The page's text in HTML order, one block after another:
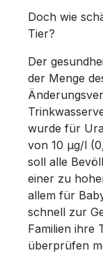
Doch wie
Tier?
Der
der Menge
wurde für
von 10 µg/l
soll alle
einer zu
allem für
schnell zur
Familien ihre
überprüfen